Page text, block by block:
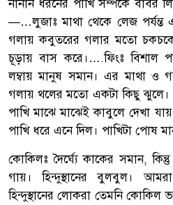
নানান ধরনের পাখি সম্পর্কে বাবর
—…লুজাঃ মাথা থেকে লেজ পর্যন্ত
গলায় কবুতরের গলার মতো
চূড়ায় বাস করে।….ফিংঃ বিশাল
লম্বায় মানুষ সমান। এর মাথা
গলায় থলের মতো একটা কিছু
পাখি মাঝে মাঝেই কাবুলে দেখা
পাখি ধরে এনে দিল। পাখিটা পোষ
কোকিলঃ দৈর্ঘ্যে কাকের সমান,
গায়। হিন্দুস্থানের বুলবুল।
হিন্দুস্থানের লোকরা তেমনি কোকিল